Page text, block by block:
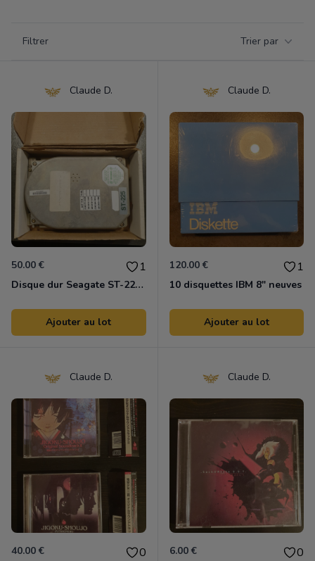
Filtrer Trier par
Claude D.
50.00 € 1
Disque dur Seagate ST-225 20mb 1986
Ajouter au lot
Claude D.
120.00 € 1
10 disquettes IBM 8" neuves
Ajouter au lot
Claude D.
40.00 € 0
Claude D.
6.00 € 0